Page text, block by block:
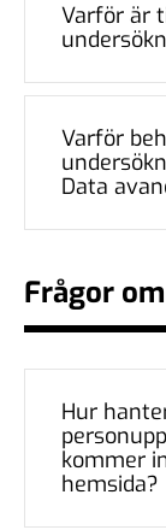
Varför är
Varför
Data
Frågor
Hur
kommer
hemsida?